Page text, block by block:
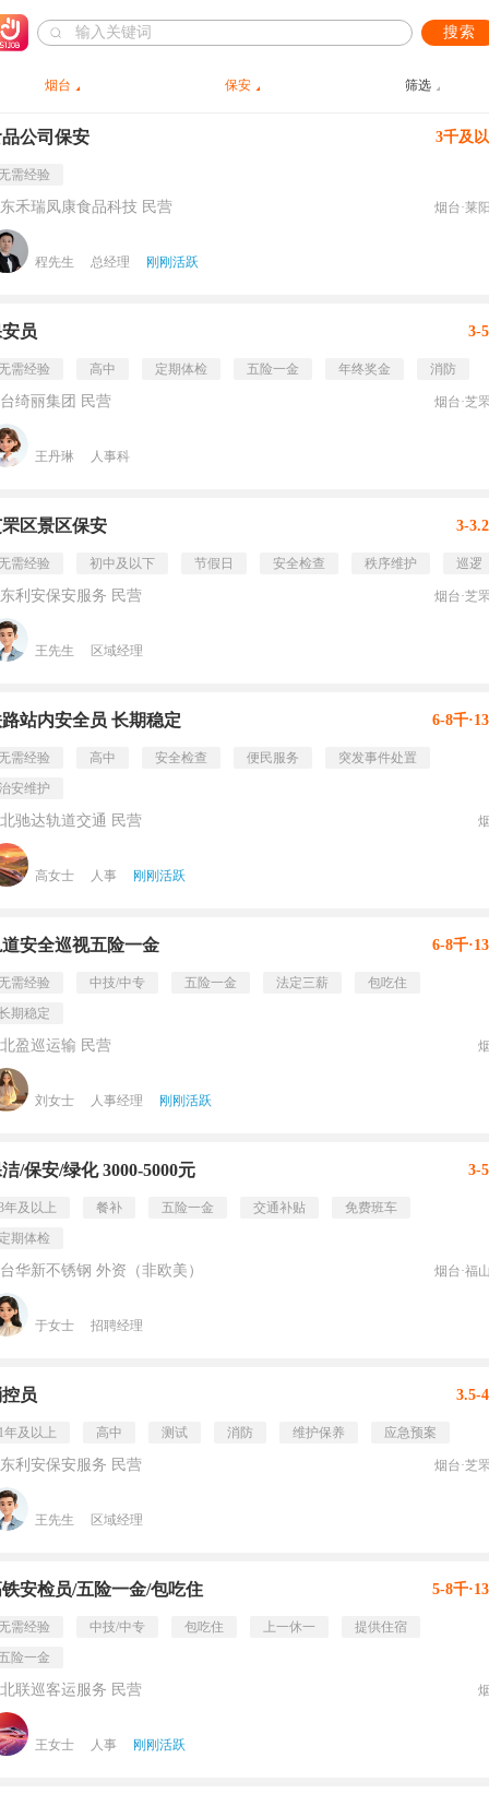
搜索
烟台 保安 筛选
公司保安 3千及
需经验
禾瑞凤康食品科技 民营 烟台·莱
程先生 总经理 刚刚活跃
员 3-
需经验 高中 定期体检 五险一金 年终奖金 消防
绮丽集团 民营 烟台·芝
王丹琳 人事科
区景区保安 3-
需经验 初中及以下 节假日 安全检查 秩序维护 巡逻
利安保安服务 民营 烟台·芝
王先生 区域经理
站内安全员 长期稳定 6-8千
需经验 高中 安全检查 便民服务
突发事件处置
安维护
驰达轨道交通 民营
高女士 人事 刚刚活跃
安全巡视五险一金 6-8千
需经验 中技/中专 五险一金 法定三薪
包吃住
期稳定
盈巡运输 民营
刘女士 人事经理 刚刚活跃
/保安/绿化 3000-5000元 3-
年及以上 餐补 五险一金 交通补贴
免费班车
期体检
华新不锈钢 外资（非欧美） 烟台·福
于女士 招聘经理
员 3.5-
年及以上 高中 测试 消防 维护保养 应急预案
利安保安服务 民营 烟台·芝
王先生 区域经理
安检员/五险一金/包吃住 5-8千
需经验 中技/中专 包吃住 上一休一
提供住宿
险一金
联巡客运服务 民营
王女士 人事 刚刚活跃